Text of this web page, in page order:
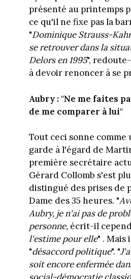
présenté au printemps
ce qu'il ne fixe pas la
"Dominique Strauss-
se retrouver dans la
Delors en 1995",
à devoir renoncer à se
Aubry : "Ne me faites
de me comparer à lui"
Tout ceci sonne comme
garde à l'égard de
première secrétaire
Gérard Collomb s'est
distingué des prises de
Dame des 35 heures. "
Aubry, je n'ai pas de
personne,écrit-il
l'estime pour elle" . Mais
"désaccord politique". "
soit encore enfermée